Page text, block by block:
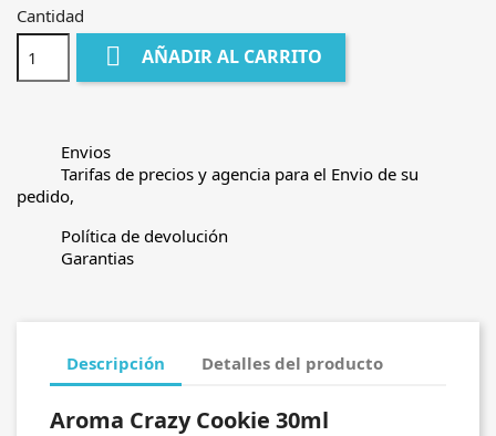
Cantidad
 AÑADIR AL CARRITO
Envios
Tarifas de precios y agencia para el Envio de su
pedido,
Política de devolución
Garantias
Descripción Detalles del producto
Aroma Crazy Cookie 30ml